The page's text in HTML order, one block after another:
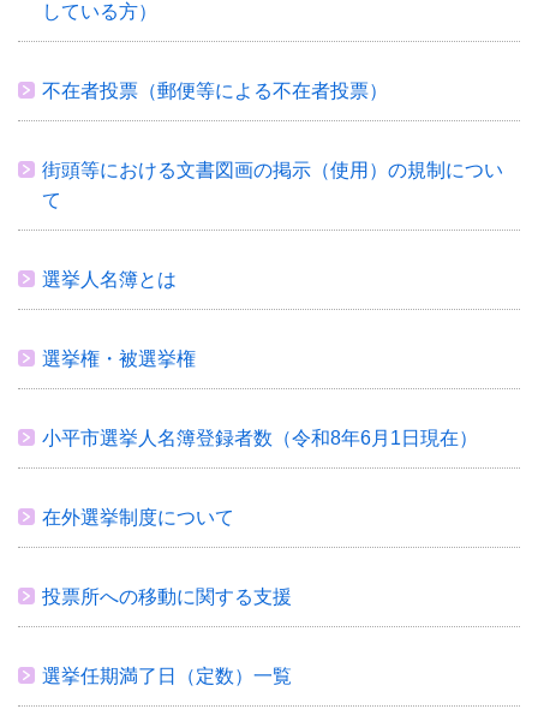
している方）
不在者投票（郵便等による不在者投票）
街頭等における文書図画の掲示（使用）の規制につい
て
選挙人名簿とは
選挙権・被選挙権
小平市選挙人名簿登録者数（令和8年6月1日現在）
在外選挙制度について
投票所への移動に関する支援
選挙任期満了日（定数）一覧